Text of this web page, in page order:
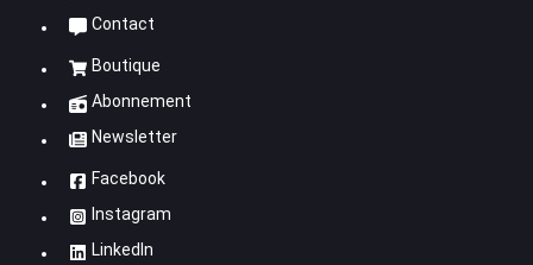
Contact
Boutique
Abonnement
Newsletter
Facebook
Instagram
LinkedIn